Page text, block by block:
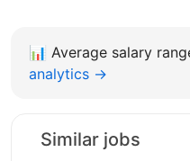
📊 Average salary
analytics →
Similar jobs